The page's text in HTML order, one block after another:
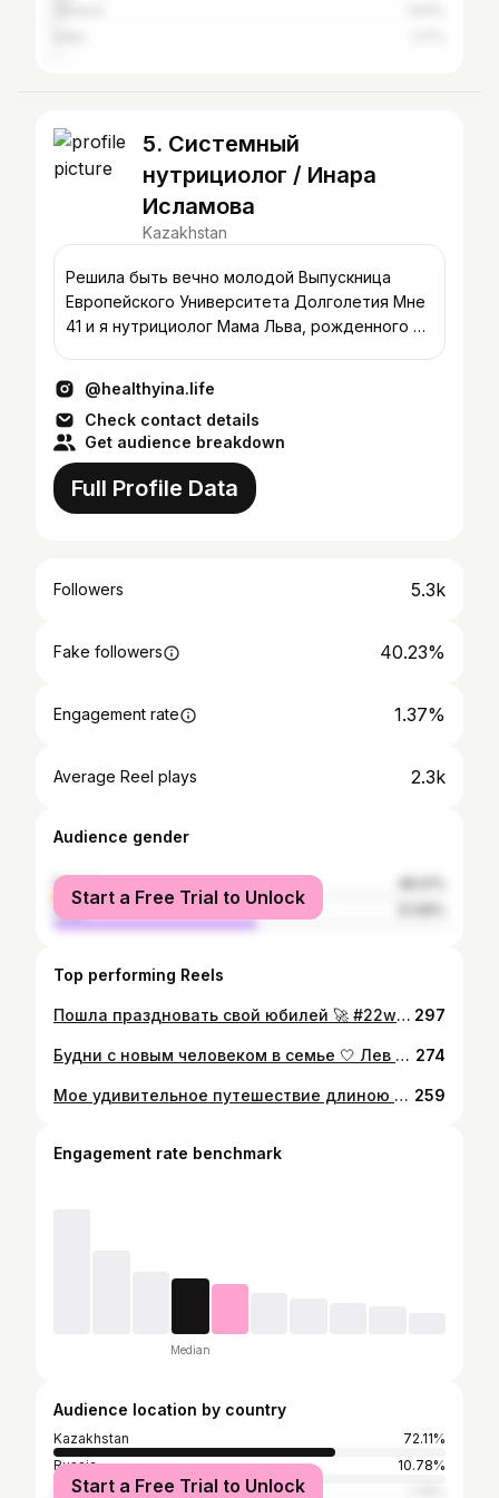
5. Системный
нутрициолог / Инара
Исламова
Kazakhstan
Решила быть вечно молодой Выпускница
Европейского Университета Долголетия Мне
41 и я нутрициолог Мама Льва, рожденного в
@healthyina.life
Check contact details
Get audience breakdown
Full Profile Data
Followers 5.3k
Fake followers 40.23%
Engagement rate 1.37%
Average Reel plays 2.3k
Audience gender
female
male
Start a Free Trial to Unlock
Top performing Reels
Пошла праздновать свой юбилей 🚀 #22weeks 297
Будни с новым человеком в семье 🤍 Лев Романовичу еще предстоит знакомство с нашими котиками и Жулькой, с бабушками , дедушками и с мамкиным укладом жизни в КЗ. А пока мы продолжаем расти и развлекаться вместе 274
Мое удивительное путешествие длиною в 9 месяцев Основная часть путешествия проходила под чутким наблюдением Леночки @rodi.v.miami Льву уже почти 2 месяца, а я до сих пор под впечатлением от того прекрасного и веселого времени, которое и придало мне сил во время родов и зарядило проживать каждый день материнства с оптимизмом и удовольствием. И доктор , я просто обожаю своего доктора Светлану Масляк @doctor_maslyak_official , с которой было тепло, уютно и совсем не страшно. В общем тут какая-то магия и не возможно представить кого-то, кому бы я смогла довериться также, как этим двум прекрасным женщинам, в своем интересном путешествии. 259
Engagement rate benchmark
Median
Audience location by country
Kazakhstan
72.11%
Russia
10.78%
Turkey
Start a Free Trial to Unlock